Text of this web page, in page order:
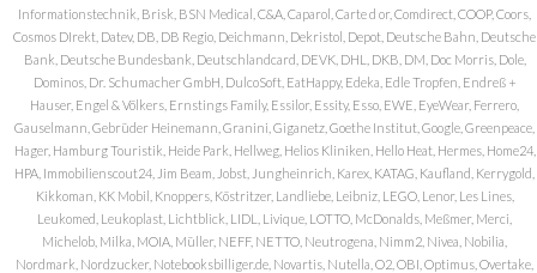
Informationstechnik, Brisk, BSN Medical, C&A, Caparol, Carte d or, Comdirect, COOP, Coors,
Cosmos DIrekt, Datev, DB, DB Regio, Deichmann, Dekristol, Depot, Deutsche Bahn, Deutsche
Bank, Deutsche Bundesbank, Deutschlandcard, DEVK, DHL, DKB, DM, Doc Morris, Dole,
Dominos, Dr. Schumacher GmbH, DulcoSoft, EatHappy, Edeka, Edle Tropfen, Endreß +
Hauser, Engel & Völkers, Ernstings Family, Essilor, Essity, Esso, EWE, EyeWear, Ferrero,
Gauselmann, Gebrüder Heinemann, Granini, Giganetz, Goethe Institut, Google, Greenpeace,
Hager, Hamburg Touristik, Heide Park, Hellweg, Helios Kliniken, Hello Heat, Hermes, Home24,
HPA, Immobilienscout24, Jim Beam, Jobst, Jungheinrich, Karex, KATAG, Kaufland, Kerrygold,
Kikkoman, KK Mobil, Knoppers, Köstritzer, Landliebe, Leibniz, LEGO, Lenor, Les Lines,
Leukomed, Leukoplast, Lichtblick, LIDL, Livique, LOTTO, McDonalds, Meßmer, Merci,
Michelob, Milka, MOIA, Müller, NEFF, NETTO, Neutrogena, Nimm2, Nivea, Nobilia,
Nordmark, Nordzucker, Notebooksbilliger.de, Novartis, Nutella, O2, OBI, Optimus, Overtake,